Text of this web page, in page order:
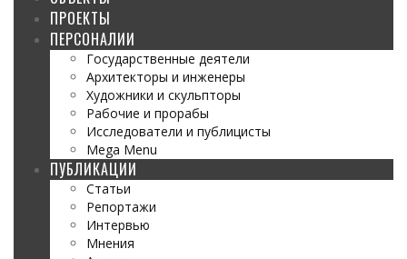
ПРОЕКТЫ
ПЕРСОНАЛИИ
Государственные деятели
Архитекторы и инженеры
Художники и скульпторы
Рабочие и прорабы
Исследователи и публицисты
Mega Menu
ПУБЛИКАЦИИ
Статьи
Репортажи
Интервью
Мнения